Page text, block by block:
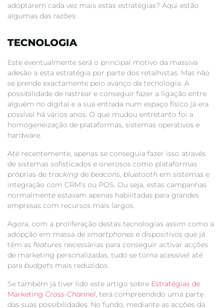
adoptarem cada vez mais estas estratégias? Aqui estão
algumas das razões:
TECNOLOGIA
Este eventualmente será o principal motivo da massiva
adesão a esta estratégia por parte dos retalhistas. Mas não
se prende exactamente pelo avanço da tecnologia. A
possibilidade de rastrear e conseguir fazer a ligação entre
alguém no digital e a sua entrada num espaço físico já era
possível há vários anos. O que mudou entretanto foi a
homogeneização de plataformas, sistemas operativos e
hardware.
Até recentemente, apenas se conseguia fazer isso através
de sistemas sofisticados e onerosos como plataformas
próprias de tracking de beacons, bluetooth em sistemas e
integração com CRM’s ou POS. Ou seja, estas campanhas
normalmente estavam apenas habilitadas para grandes
empresas com recursos mais largos.
Agora, com a proliferação destas tecnologias assim como a
adopção em massa de smartphones e dispositivos que já
têm as features necessárias para conseguir activar acções
de marketing personalizadas, tudo se torna acessível até
para budgets mais reduzidos.
Se também já tiver lido este artigo sobre Estratégias de
Marketing Cross-Channel, terá compreendido uma parte
das suas possibilidades. No fundo, mediante as acções da